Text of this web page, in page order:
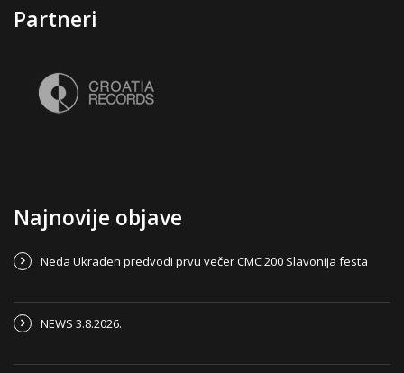
Partneri
Najnovije objave
Neda Ukraden predvodi prvu večer CMC 200 Slavonija festa
NEWS 3.8.2026.